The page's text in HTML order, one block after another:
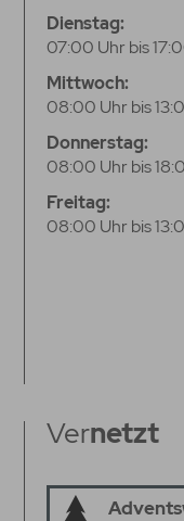
Dienstag:
07:00 Uhr bis
Mittwoch:
08:00 Uhr bis
Donnerstag:
08:00 Uhr bis
Freitag:
08:00 Uhr bis
Vernetzt